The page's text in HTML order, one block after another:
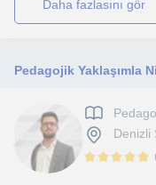
daha fazlasını gör
Denizli